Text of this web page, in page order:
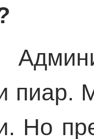
пиар.
Но